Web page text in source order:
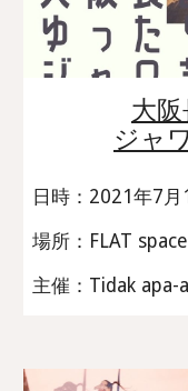
大
ジャ
日時：2021年7月
場所：FLAT space
主催：Tidak apa-